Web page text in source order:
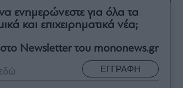
ενημερώνεστε για όλα τα
και επιχειρηματικά νέα;
στο Newsletter του mononews.gr
ΕΓΓΡΑΦΗ